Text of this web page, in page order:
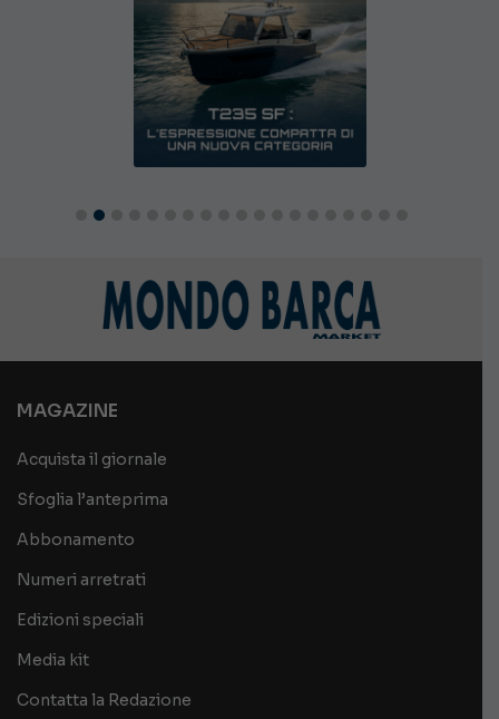
MAGAZINE
Acquista il giornale
Sfoglia l’anteprima
Abbonamento
Numeri arretrati
Edizioni speciali
Media kit
Contatta la Redazione